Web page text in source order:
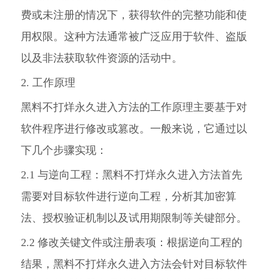
费或未注册的情况下，获得软件的完整功能和使
用权限。这种方法通常被广泛应用于软件、盗版
以及非法获取软件资源的活动中。
2. 工作原理
黑料不打烊永久进入方法的工作原理主要基于对
软件程序进行修改或篡改。一般来说，它通过以
下几个步骤实现：
2.1 与逆向工程：黑料不打烊永久进入方法首先
需要对目标软件进行逆向工程，分析其加密算
法、授权验证机制以及试用期限制等关键部分。
2.2 修改关键文件或注册表项：根据逆向工程的
结果，黑料不打烊永久进入方法会针对目标软件